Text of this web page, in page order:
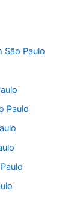
São Paulo
Paulo